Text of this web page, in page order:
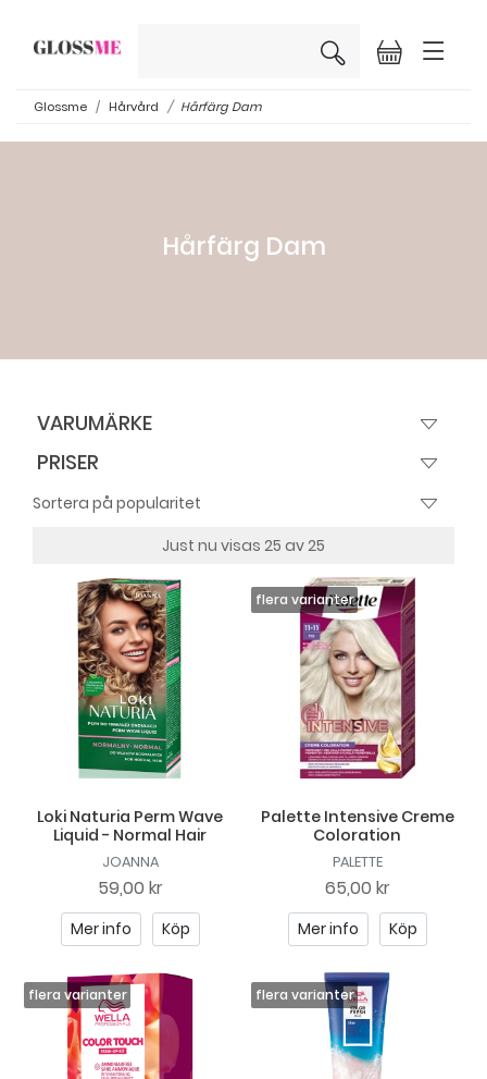
×
Glossme Hårvård Hårfärg Dam
Hårfärg Dam
VARUMÄRKE
PRISER
Just nu visas 25 av 25
Loki Naturia Perm Wave
Liquid - Normal Hair
JOANNA
59,00 kr
Mer info Köp
Palette Intensive Creme
Coloration
PALETTE
65,00 kr
Mer info Köp